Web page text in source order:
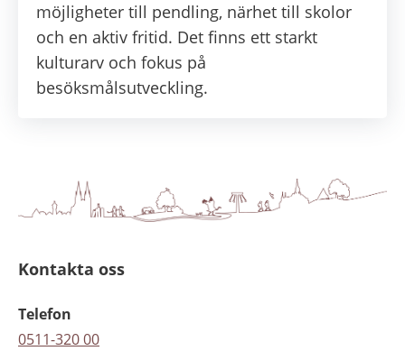
möjligheter till pendling, närhet till skolor
och en aktiv fritid. Det finns ett starkt
kulturarv och fokus på
besöksmålsutveckling.
Kontakta oss
Telefon
0511-320 00